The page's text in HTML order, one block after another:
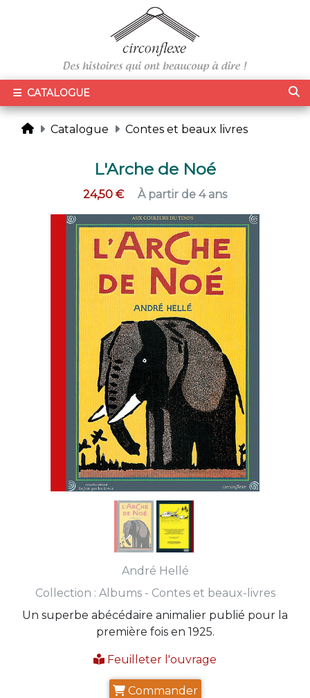
CATALOGUE
Catalogue Contes et beaux livres
L'Arche de Noé
24,50 € À partir de 4 ans
André Hellé
Collection : Albums - Contes et beaux-livres
Un superbe abécédaire animalier publié pour la
première fois en 1925.
Feuilleter l'ouvrage
Commander